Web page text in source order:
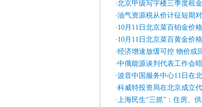
·北京甲级写字楼三季度租
·油气资源税从价计征短期
·10月11日北京菜百铂金价格
·10月11日北京菜百黄金价格
·经济增速放缓可控 物价或
·中俄能源谈判代表工作会
·波音中国服务中心11日在北
·科威特投资局在北京成立
·上海民生“三抓”：住房、